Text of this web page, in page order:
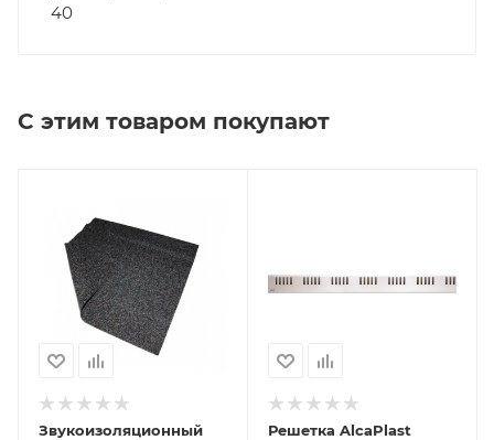
40
С этим товаром покупают
Звукоизоляционный
Решетка AlcaPlast